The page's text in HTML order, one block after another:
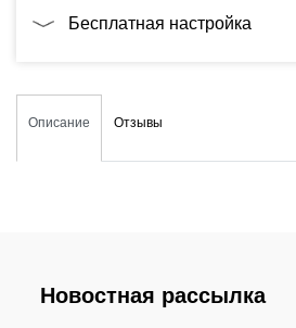
Бесплатная настройка
Описание Отзывы
Новостная рассылка